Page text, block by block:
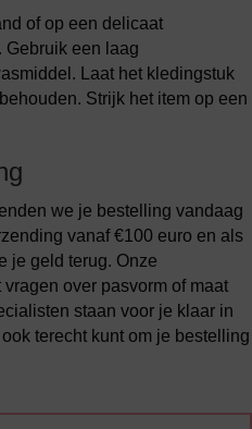
of op een delicaat
Gebruik een laag
Laat het kledingstuk
Strijk het item op een
we je bestelling vandaag
vanaf €100 euro en als
je geld terug. Onze
over pasvorm of maat
staan voor je klaar in
terecht kunt om je bestelling